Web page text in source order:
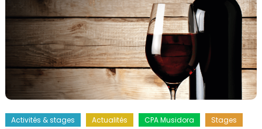
Activités & stages Actualités CPA Musidora
Stages